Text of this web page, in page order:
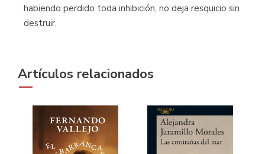
habiendo perdido toda inhibición, no deja resquicio sin
destruir.
Artículos relacionados